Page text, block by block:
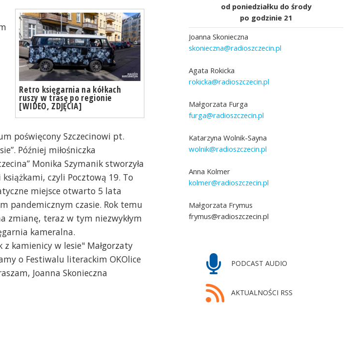
Retro księgarnia na kółkach
ruszy w trasę po regionie
[WIDEO, ZDJĘCIA]
poświęcony Szczecinowi pt.
Później miłośniczka
Monika Szymanik stworzyła
czyli Pocztową 19. To
miejsce otwarto 5 lata
pandemicznym czasie. Rok temu
zmianę, teraz w tym niezwykłym
kameralna.
z kamienicy w lesie" Małgorzaty
o Festiwalu literackim OKOlice
Joanna Skonieczna
od poniedziałku do środy
po godzinie 21
Joanna Skonieczna
skonieczna@radioszczecin.pl
Agata Rokicka
rokicka@radioszczecin.pl
Małgorzata Furga
furga@radioszczecin.pl
Katarzyna Wolnik-Sayna
wolnik@radioszczecin.pl
Anna Kolmer
kolmer@radioszczecin.pl
Małgorzata Frymus
frymus@radioszczecin.pl
PODCAST AUDIO
AKTUALNOŚCI RSS